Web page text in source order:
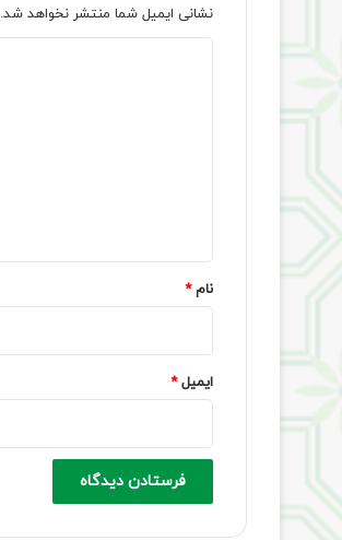
نشانی ایمیل شما منتشر نخواهد شد.
نام*
ایمیل*